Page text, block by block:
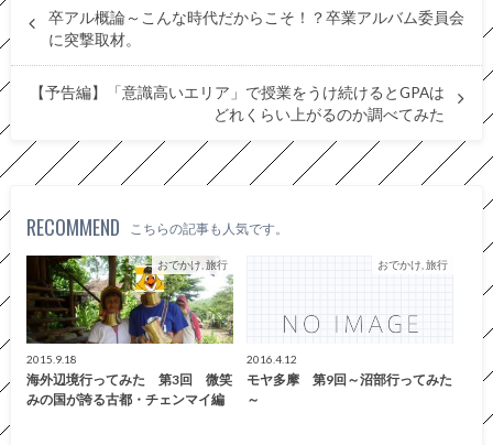
卒アル概論～こんな時代だからこそ！？卒業アルバム委員会
に突撃取材。
【予告編】「意識高いエリア」で授業をうけ続けるとGPAは
どれくらい上がるのか調べてみた
RECOMMEND こちらの記事も人気です。
おでかけ, 旅行
2015.9.18
海外辺境行ってみた 第3回 微笑
みの国が誇る古都・チェンマイ編
おでかけ, 旅行
2016.4.12
モヤ多摩 第9回～沼部行ってみた
～